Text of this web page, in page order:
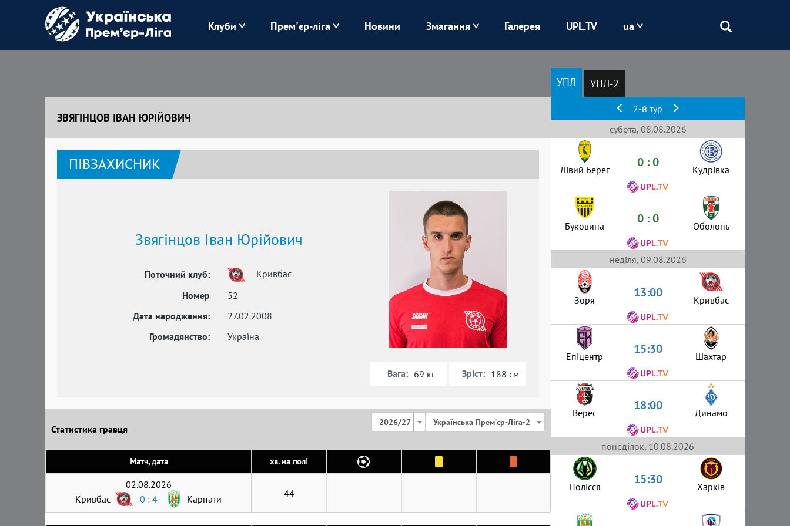
Клуби
Зоря Карпати Колос Кривбас
Оболонь
Полісся
Прем'єр-ліга Новини Змагання Галерея UPL.TV ua
ЗВЯГІНЦОВ ІВАН ЮРІЙОВИЧ
ПІВЗАХИСНИК
Звягінцов Іван Юрійович
Поточний клуб:
Кривбас
Номер
52
Дата народження:
27.02.2008
Громадянство:
Україна
Вага: 69 кг Зріст: 188 см
Статистика гравця
2026/27 Українська Премʼєр-Ліга-2
Матч, дата хв. на полі
02.08.2026
Кривбас
0 : 4 Карпати 44
УПЛ УПЛ-2
2-й тур
субота, 08.08.2026
Лівий Берег 0 : 0 Кудрівка
Буковина 0 : 0 Оболонь
неділя, 09.08.2026
Зоря 13:00 Кривбас
Епіцентр 15:30 Шахтар
Верес 18:00 Динамо
понеділок, 10.08.2026
Полісся 15:30 Харків